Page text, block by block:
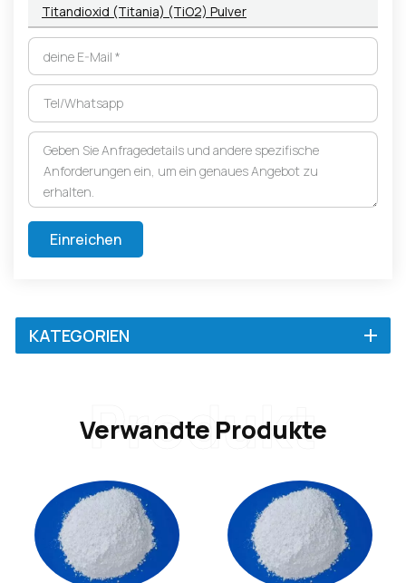
Titandioxid (Titania) (TiO2) Pulver
Einreichen
KATEGORIEN
Verwandte Produkte
Produkt